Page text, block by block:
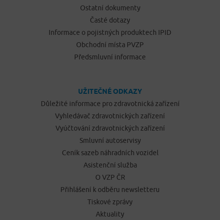
Ostatní dokumenty
Časté dotazy
Informace o pojistných produktech IPID
Obchodní místa PVZP
Předsmluvní informace
UŽITEČNÉ ODKAZY
Důležité informace pro zdravotnická zařízení
Vyhledávač zdravotnických zařízení
Vyúčtování zdravotnických zařízení
Smluvní autoservisy
Ceník sazeb náhradních vozidel
Asistenční služba
O VZP ČR
Přihlášení k odběru newsletteru
Tiskové zprávy
Aktuality